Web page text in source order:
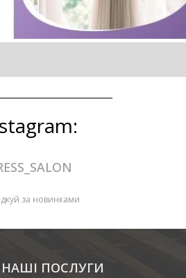
за новинками
НАШІ ПОСЛУГИ